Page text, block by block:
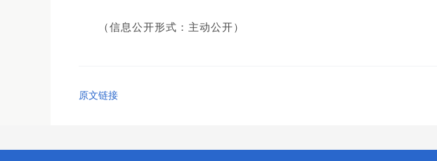
（信息公开形式：主动公开）
原文链接